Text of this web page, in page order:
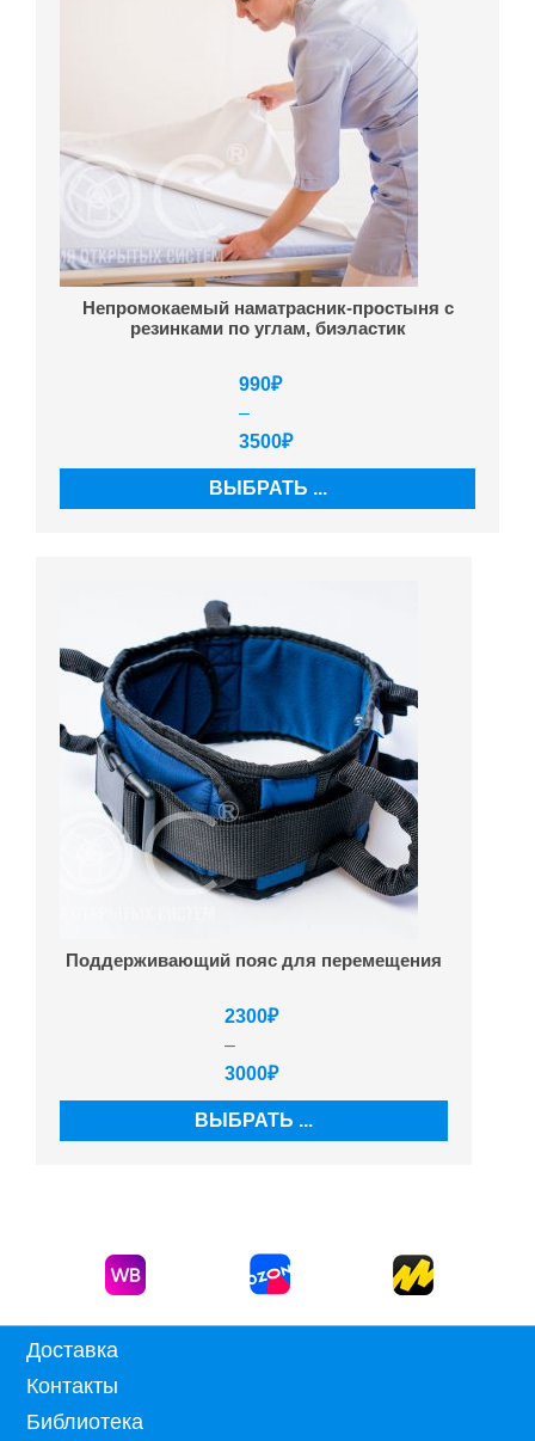
Непромокаемый наматрасник-простыня с
резинками по углам, биэластик
990₽
–
3500₽
ВЫБРАТЬ ...
Поддерживающий пояс для перемещения
2300₽
–
3000₽
ВЫБРАТЬ ...
Доставка
Контакты
Библиотека